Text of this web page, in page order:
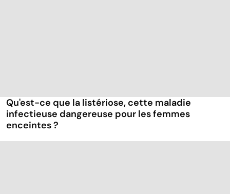
Qu'est-ce que la listériose, cette maladie
infectieuse dangereuse pour les femmes
enceintes ?